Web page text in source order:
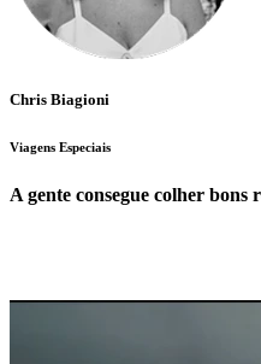
Chris Biagioni
Viagens Especiais
A gente consegue colher bons